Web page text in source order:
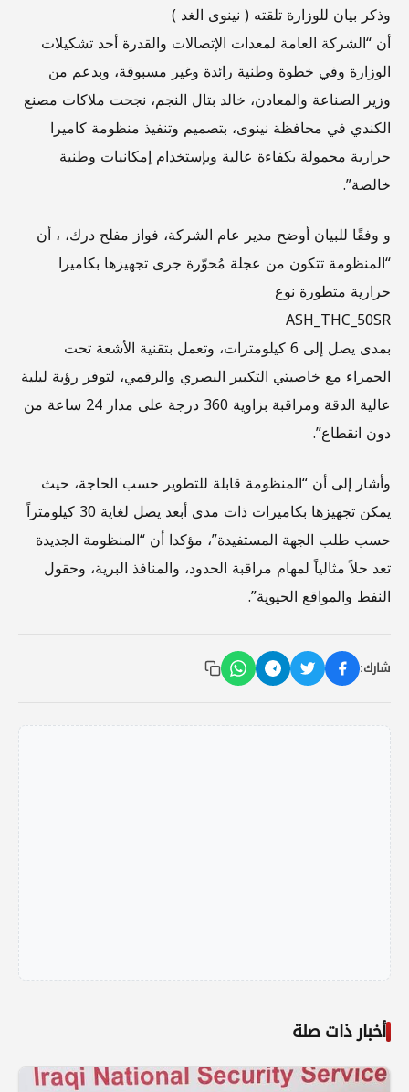
وذكر بيان للوزارة تلقته ( نينوى الغد )
أن “الشركة العامة لمعدات الإتصالات والقدرة أحد تشكيلات
الوزارة وفي خطوة وطنية رائدة وغير مسبوقة، وبدعم من
وزير الصناعة والمعادن، خالد بتال النجم، نجحت ملاكات مصنع
الكندي في محافظة نينوى، بتصميم وتنفيذ منظومة كاميرا
حرارية محمولة بكفاءة عالية وبإستخدام إمكانيات وطنية
خالصة”.
و وفقًا للبيان أوضح مدير عام الشركة، فواز مفلح درك، ، أن
“المنظومة تتكون من عجلة مُحوّرة جرى تجهيزها بكاميرا
حرارية متطورة نوع
ASH_THC_50SR
بمدى يصل إلى 6 كيلومترات، وتعمل بتقنية الأشعة تحت
الحمراء مع خاصيتي التكبير البصري والرقمي، لتوفر رؤية ليلية
عالية الدقة ومراقبة بزاوية 360 درجة على مدار 24 ساعة من
دون انقطاع”.
وأشار إلى أن “المنظومة قابلة للتطوير حسب الحاجة، حيث
يمكن تجهيزها بكاميرات ذات مدى أبعد يصل لغاية 30 كيلومتراً
حسب طلب الجهة المستفيدة”، مؤكدا أن “المنظومة الجديدة
تعد حلاً مثالياً لمهام مراقبة الحدود، والمنافذ البرية، وحقول
النفط والمواقع الحيوية”.
شارك:
أخبار ذات صلة